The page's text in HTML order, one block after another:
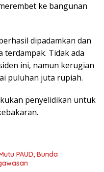
ke bangunan
dipadamkan dan
terdampak. Tidak ada
ini, namun kerugian
puluhan juta rupiah.
penyelidikan untuk
PAUD, Bunda